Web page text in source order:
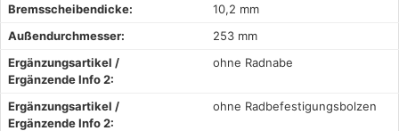
Bremsscheibendicke:
10,2 mm
Außendurchmesser:
253 mm
Ergänzungsartikel /
Ergänzende Info 2:
ohne Radnabe
Ergänzungsartikel /
Ergänzende Info 2:
ohne Radbefestigungsbolzen